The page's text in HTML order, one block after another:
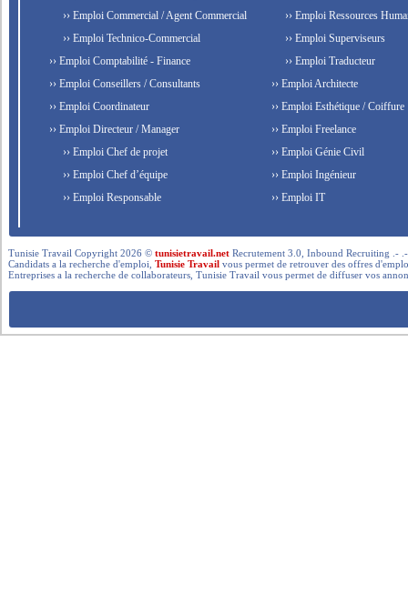
›› Emploi Commercial / Agent Commercial
›› Emploi Technico-Commercial
›› Emploi Comptabilité - Finance
›› Emploi Conseillers / Consultants
›› Emploi Coordinateur
›› Emploi Directeur / Manager
›› Emploi Chef de projet
›› Emploi Chef d’équipe
›› Emploi Responsable
›› Emploi Ressources
›› Emploi Superviseurs
›› Emploi Traducteur
›› Emploi Architecte
›› Emploi Esthétique / Coiffure
›› Emploi Freelance
›› Emploi Génie Civil
›› Emploi Ingénieur
›› Emploi IT
Tunisie Travail Copyright 2026 ©tunisietravail.net Recrutement 3.0, Inbound Recruiting .-
Candidats a la recherche d'emploi,Tunisie Travail vous permet de retrouver des offres
Entreprises a la recherche de collaborateurs, Tunisie Travail vous permet de diffuser vos